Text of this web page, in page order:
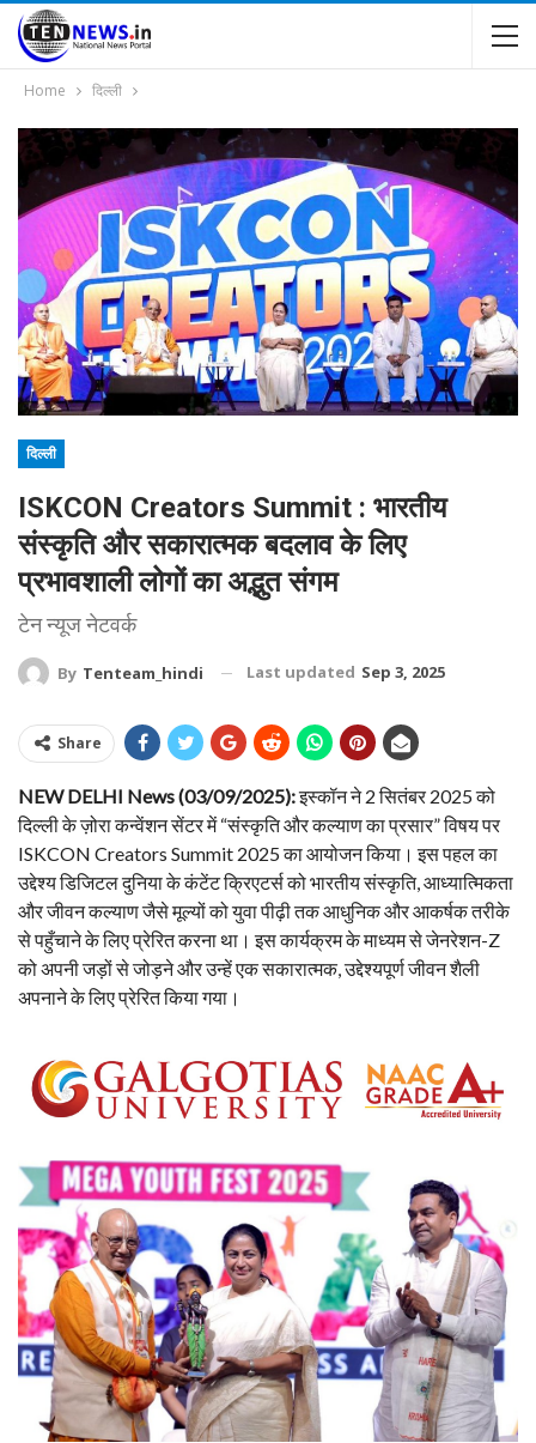
Home दिल्ली
दिल्ली
ISKCON Creators Summit : भारतीय
संस्कृति और सकारात्मक बदलाव के लिए
प्रभावशाली लोगों का अद्भुत संगम
टेन न्यूज नेटवर्क
By Tenteam_hindi Last updated Sep 3, 2025
Share
NEW DELHI News (03/09/2025):इस्कॉन ने 2 सितंबर 2025 को
दिल्ली के ज़ोरा कन्वेंशन सेंटर में “संस्कृति और कल्याण का प्रसार” विषय पर
ISKCON Creators Summit 2025 का आयोजन किया। इस पहल का
उद्देश्य डिजिटल दुनिया के कंटेंट क्रिएटर्स को भारतीय संस्कृति, आध्यात्मिकता
और जीवन कल्याण जैसे मूल्यों को युवा पीढ़ी तक आधुनिक और आकर्षक तरीके
से पहुँचाने के लिए प्रेरित करना था। इस कार्यक्रम के माध्यम से जेनरेशन-Z
को अपनी जड़ों से जोड़ने और उन्हें एक सकारात्मक, उद्देश्यपूर्ण जीवन शैली
अपनाने के लिए प्रेरित किया गया।